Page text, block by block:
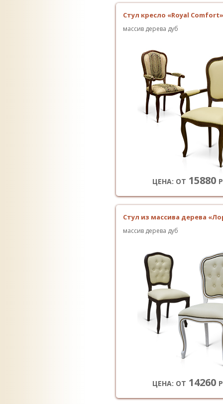
Стул кресло «Royal Comfort»
массив дерева дуб
ЦЕНА: ОТ 15880
Стул из массива дерева
массив дерева дуб
ЦЕНА: ОТ 14260